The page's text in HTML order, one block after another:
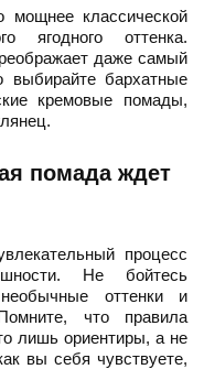
мощнее классической
ягодного оттенка.
даже самый
выбирайте бархатные
кремовые помады,
помада ждет
процесс
Не бойтесь
необычные оттенки и
что правила
лишь ориентиры, а не
вы себя чувствуете,